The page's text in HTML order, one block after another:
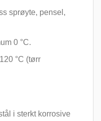
sprøyte, pensel,
0 °C.
°C (tørr
i sterkt korrosive